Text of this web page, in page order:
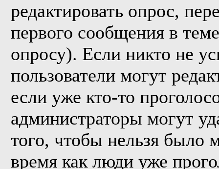
редактировать опрос,
первого сообщения в
опросу). Если никто не
пользователи могут
если уже кто-то
администраторы могут
того, чтобы нельзя было
время как люди уже